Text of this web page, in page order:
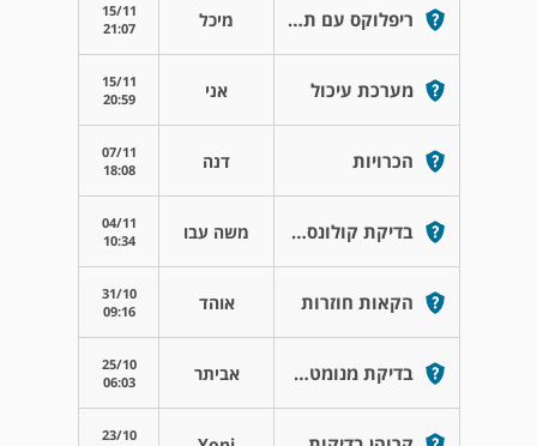
ריפלוקס עם תסמיני אסטמה מיכל
15/11
21:07
מערכת עיכול אני
15/11
20:59
הכרויות דנה
07/11
18:08
בדיקת קולונסקופיה משה עבו
04/11
10:34
הקאות חוזרות אוהד
31/10
09:16
בדיקת מנומטריה וושתית אביתר
25/10
06:03
23/10